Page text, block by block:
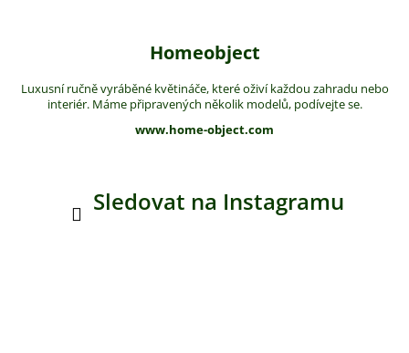
Homeobject
Luxusní ručně vyráběné květináče, které oživí každou zahradu nebo
interiér. Máme připravených několik modelů, podívejte se.
www.home-object.com
Sledovat na Instagramu